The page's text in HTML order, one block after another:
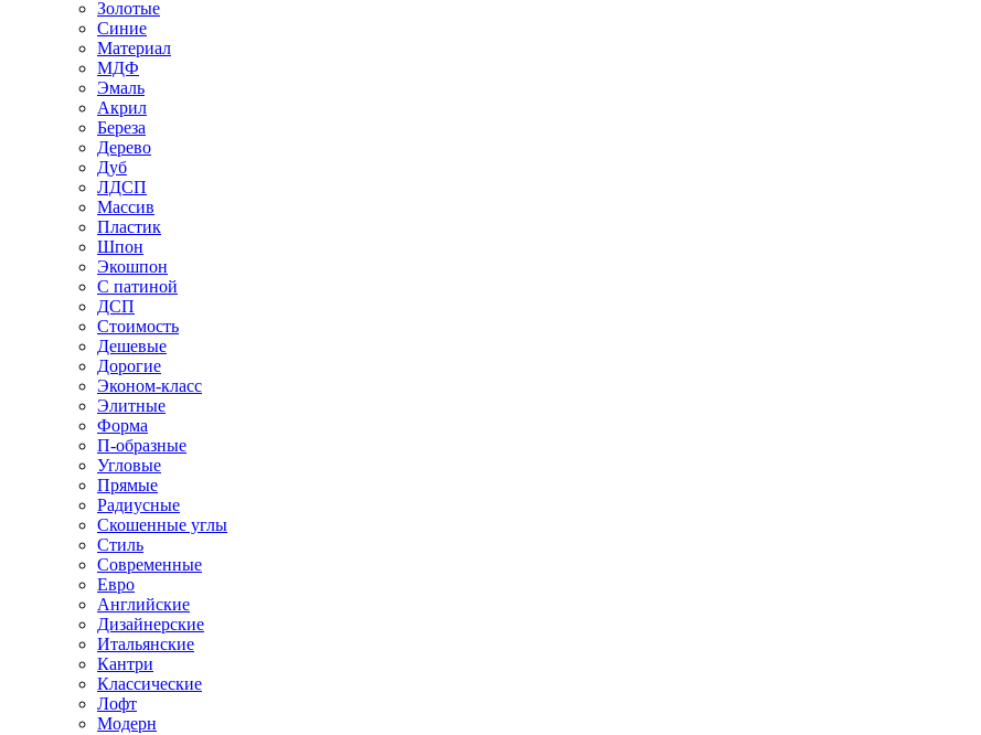
Золотые
Синие
Материал
МДФ
Эмаль
Акрил
Береза
Дерево
Дуб
ЛДСП
Массив
Пластик
Шпон
Экошпон
С патиной
ДСП
Стоимость
Дешевые
Дорогие
Эконом-класс
Элитные
Форма
П-образные
Угловые
Прямые
Радиусные
Скошенные углы
Стиль
Современные
Евро
Английские
Дизайнерские
Итальянские
Кантри
Классические
Лофт
Модерн